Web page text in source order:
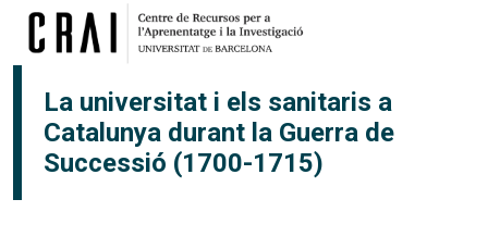
Vés al contingut
La universitat i els sanitaris a
Catalunya durant la Guerra de
Successió (1700-1715)